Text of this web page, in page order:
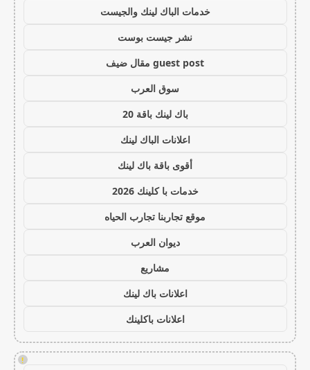
خدمات الباك لينك والجيست
نشر جيست بوست
guest post مقال ضيف
سوق العرب
باك لينك باقة 20
اعلانات الباك لينك
أقوى باقة باك لينك
خدمات با كلينك 2026
موقع تجاربنا تجارب الحياه
ديوان العرب
مشاريع
اعلانات باك لينك
اعلانات باكلينك
!